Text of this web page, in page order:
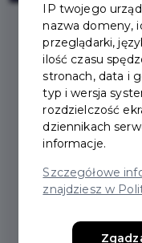
2026-03-31
AFERA
Publiczna w
IP twojego
nazwa domeny,
przeglądarki,
ilość czasu
stronach, data i
typ i wersja
rozdzielczość
dziennikach
informacje.
Szczegółowe
znajdziesz w